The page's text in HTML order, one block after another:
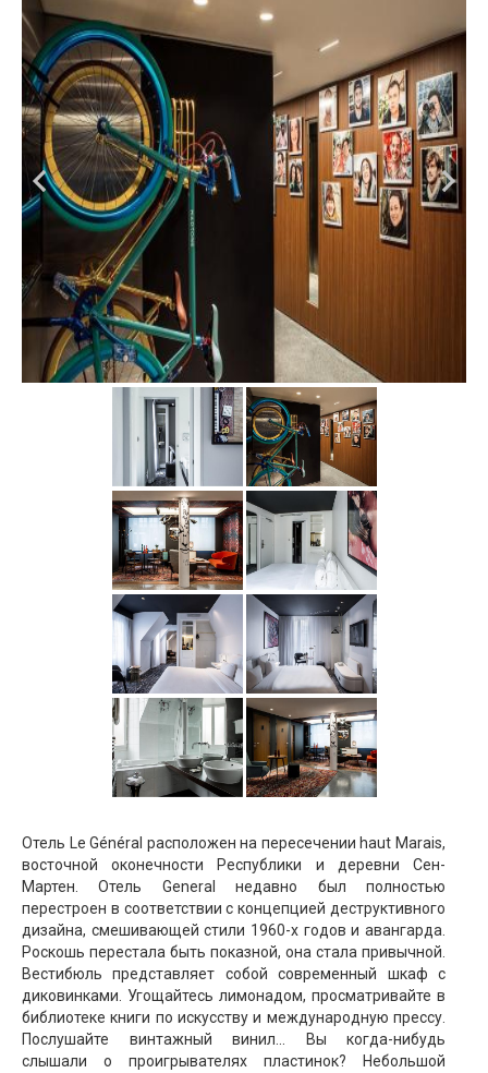
Отель Le Général расположен на пересечении haut Marais,
восточной оконечности Республики и деревни Сен-
Мартен. Отель General недавно был полностью
перестроен в соответствии с концепцией деструктивного
дизайна, смешивающей стили 1960-х годов и авангарда.
Роскошь перестала быть показной, она стала привычной.
Вестибюль представляет собой современный шкаф с
диковинками. Угощайтесь лимонадом, просматривайте в
библиотеке книги по искусству и международную прессу.
Послушайте винтажный винил... Вы когда-нибудь
слышали о проигрывателях пластинок? Небольшой